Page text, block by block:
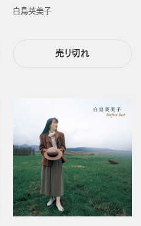
白鳥英美子
売り切れ